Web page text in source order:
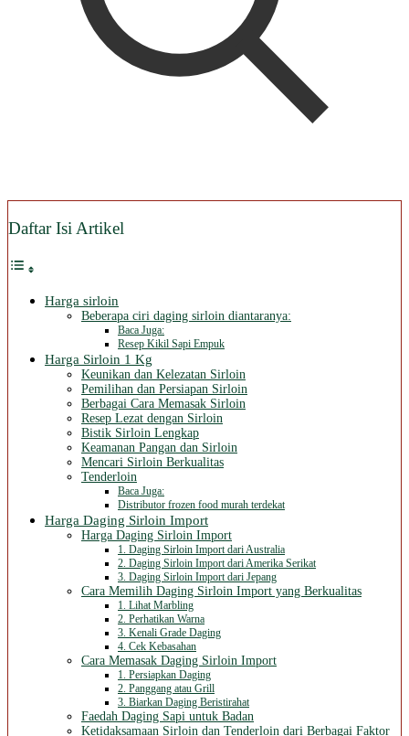
Daftar Isi Artikel
Harga sirloin
Beberapa ciri daging sirloin diantaranya:
Baca Juga:
Resep Kikil Sapi Empuk
Harga Sirloin 1 Kg
Keunikan dan Kelezatan Sirloin
Pemilihan dan Persiapan Sirloin
Berbagai Cara Memasak Sirloin
Resep Lezat dengan Sirloin
Bistik Sirloin Lengkap
Keamanan Pangan dan Sirloin
Mencari Sirloin Berkualitas
Tenderloin
Baca Juga:
Distributor frozen food murah terdekat
Harga Daging Sirloin Import
Harga Daging Sirloin Import
1. Daging Sirloin Import dari Australia
2. Daging Sirloin Import dari Amerika Serikat
3. Daging Sirloin Import dari Jepang
Cara Memilih Daging Sirloin Import yang Berkualitas
1. Lihat Marbling
2. Perhatikan Warna
3. Kenali Grade Daging
4. Cek Kebasahan
Cara Memasak Daging Sirloin Import
1. Persiapkan Daging
2. Panggang atau Grill
3. Biarkan Daging Beristirahat
Faedah Daging Sapi untuk Badan
Ketidaksamaan Sirloin dan Tenderloin dari Berbagai Faktor